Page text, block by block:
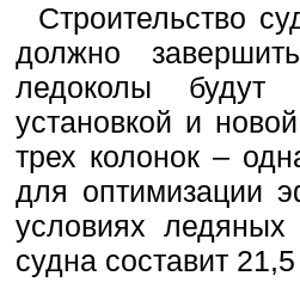
Строительство
должно
ледоколы будут
установкой и
трех колонок –
для оптимизации
условиях
судна составит